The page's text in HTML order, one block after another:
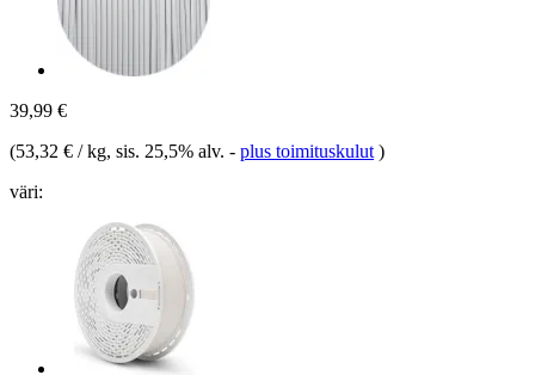
39,99 €
(53,32 € / kg, sis. 25,5% alv. - plus toimituskulut )
väri: